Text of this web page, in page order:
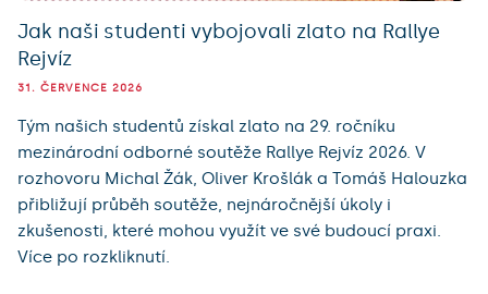
Jak naši studenti vybojovali zlato na Rallye
Rejvíz
31. ČERVENCE 2026
Tým našich studentů získal zlato na 29. ročníku
mezinárodní odborné soutěže Rallye Rejvíz 2026. V
rozhovoru Michal Žák, Oliver Krošlák a Tomáš Halouzka
přibližují průběh soutěže, nejnáročnější úkoly i
zkušenosti, které mohou využít ve své budoucí praxi.
Více po rozkliknutí.